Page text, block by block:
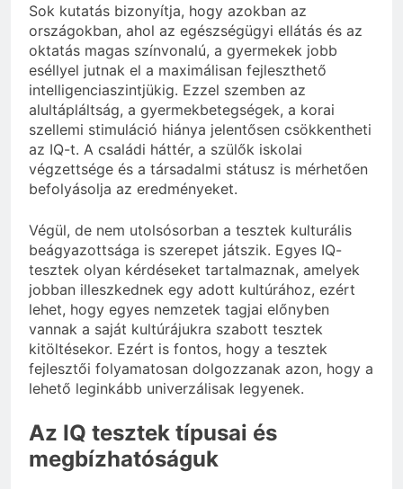
Sok kutatás bizonyítja, hogy azokban az
országokban, ahol az egészségügyi ellátás és az
oktatás magas színvonalú, a gyermekek jobb
eséllyel jutnak el a maximálisan fejleszthető
intelligenciaszintjükig. Ezzel szemben az
alultápláltság, a gyermekbetegségek, a korai
szellemi stimuláció hiánya jelentősen csökkentheti
az IQ-t. A családi háttér, a szülők iskolai
végzettsége és a társadalmi státusz is mérhetően
befolyásolja az eredményeket.
Végül, de nem utolsósorban a tesztek kulturális
beágyazottsága is szerepet játszik. Egyes IQ-
tesztek olyan kérdéseket tartalmaznak, amelyek
jobban illeszkednek egy adott kultúrához, ezért
lehet, hogy egyes nemzetek tagjai előnyben
vannak a saját kultúrájukra szabott tesztek
kitöltésekor. Ezért is fontos, hogy a tesztek
fejlesztői folyamatosan dolgozzanak azon, hogy a
lehető leginkább univerzálisak legyenek.
Az IQ tesztek típusai és
megbízhatóságuk